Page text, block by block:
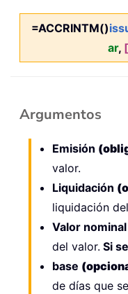
=ACCRINTM()
ar,
Argumentos
Emisión
valor.
Liquidación
liquidación
Valor nominal
del valor. Si
base
de días que